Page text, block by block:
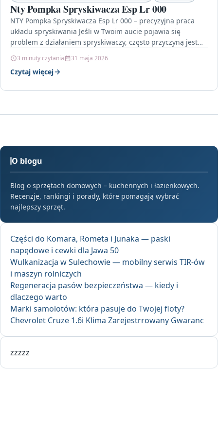
Nty Pompka Spryskiwacza Esp Lr 000
NTY Pompka Spryskiwacza Esp Lr 000 – precyzyjna praca
układu spryskiwania Jeśli w Twoim aucie pojawia się
problem z działaniem spryskiwaczy, często przyczyną jest…
3 minuty czytania 31 maja 2026
Czytaj więcej
O blogu
Blog o sprzętach domowych – kuchennych i łazienkowych.
Recenzje, rankingi i porady, które pomagają wybrać
najlepszy sprzęt.
Części do Komara, Rometa i Junaka — paski
napędowe i cewki dla Jawa 50
Wulkanizacja w Sulechowie — mobilny serwis TIR-ów
i maszyn rolniczych
Regeneracja pasów bezpieczeństwa — kiedy i
dlaczego warto
Marki samolotów: która pasuje do Twojej floty?
Chevrolet Cruze 1.6i Klima Zarejestrrowany Gwaranc
zzzzz